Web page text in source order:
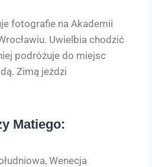
fotografie na Akademii
Uwielbia chodzić
podróżuje do miejsc
Zimą jeździ
Matiego:
Wenecja